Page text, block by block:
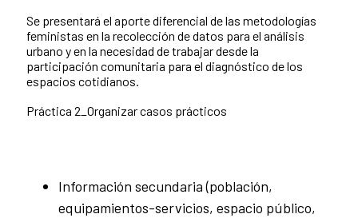
Se presentará el aporte diferencial de las metodologías
feministas en la recolección de datos para el análisis
urbano y en la necesidad de trabajar desde la
participación comunitaria para el diagnóstico de los
espacios cotidianos.
Práctica 2_Organizar casos prácticos
Información secundaria (población,
equipamientos-servicios, espacio público,